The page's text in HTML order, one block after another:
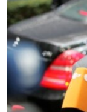
航
跳
转
到
检
中东
欧洲
非洲
美洲
全球议题
人权·法律·宗教
科教·文娱·体健
军事
劳工
环境
热点专题
白宫要闻
国会报道
美中关系
美国建国250周年
VOA视频
VOA今日焦点
中文广播
关注我们